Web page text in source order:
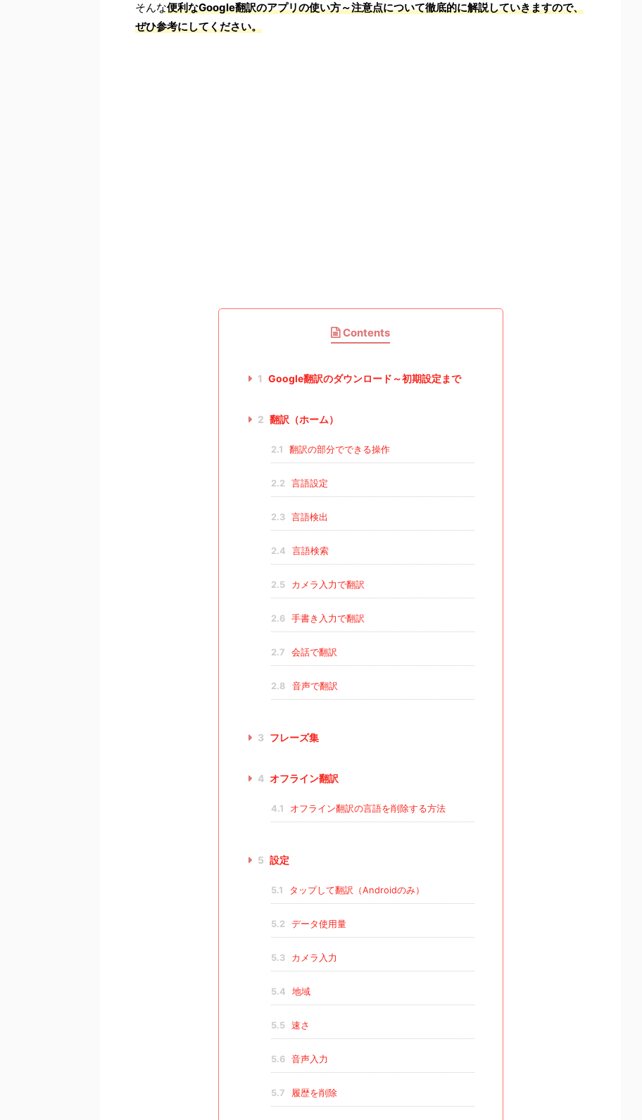
そんな便利なGoogle翻訳のアプリの使い方～注意点について徹底的に解説していきますので、
ぜひ参考にしてください。
Contents
1 Google翻訳のダウンロード～初期設定まで
2 翻訳（ホーム）
2.1 翻訳の部分でできる操作
2.2 言語設定
2.3 言語検出
2.4 言語検索
2.5 カメラ入力で翻訳
2.6 手書き入力で翻訳
2.7 会話で翻訳
2.8 音声で翻訳
3 フレーズ集
4 オフライン翻訳
4.1 オフライン翻訳の言語を削除する方法
5 設定
5.1 タップして翻訳（Androidのみ）
5.2 データ使用量
5.3 カメラ入力
5.4 地域
5.5 速さ
5.6 音声入力
5.7 履歴を削除